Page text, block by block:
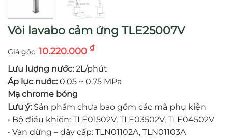
Vòi lavabo cảm ứng TLE25007V
10.220.000 ₫
Lưu lượng nước: 2L/phút
Áp lực nước: 0.05 ~ 0.75 MPa
Mạ chrome bóng
Lưu ý: Sản phẩm chưa bao gồm các mã phụ kiện
• Bộ điều khiển: TLE01502V, TLE03502V, TLE04502V
• Van dừng – dây cấp: TLN01102A, TLN01103A